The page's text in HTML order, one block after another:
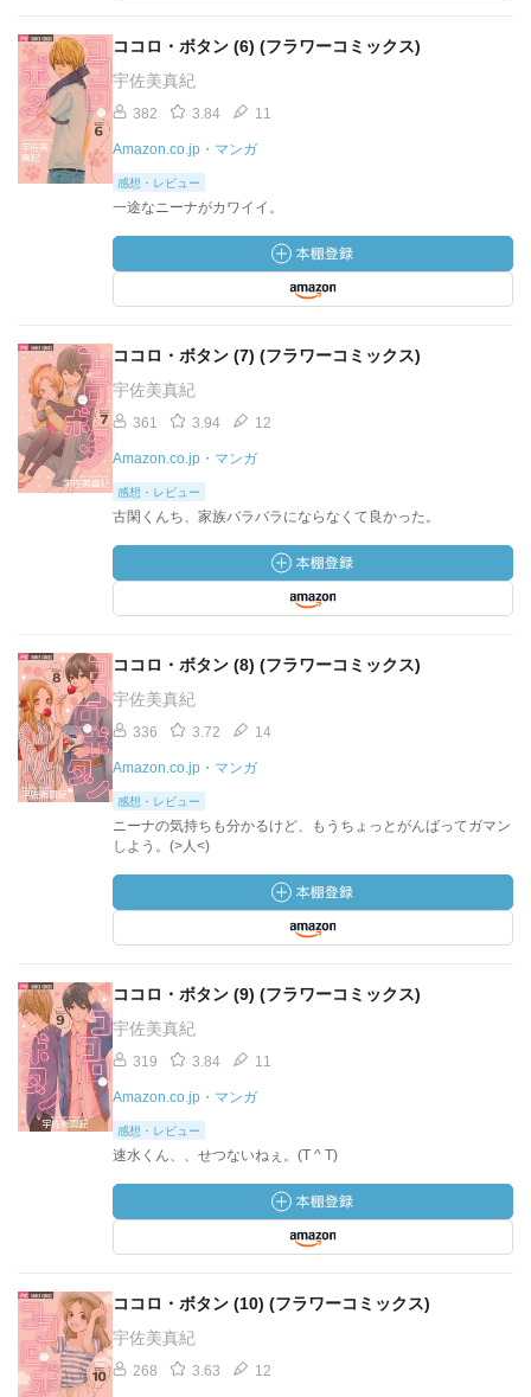
ココロ・ボタン (6) (フラワーコミックス)
宇佐美真紀
382 3.84 11
Amazon.co.jp・マンガ
感想・レビュー
一途なニーナがカワイイ。
ココロ・ボタン (7) (フラワーコミックス)
宇佐美真紀
361 3.94 12
Amazon.co.jp・マンガ
感想・レビュー
古閑くんち、家族バラバラにならなくて良かった。
ココロ・ボタン (8) (フラワーコミックス)
宇佐美真紀
336 3.72 14
Amazon.co.jp・マンガ
感想・レビュー
ニーナの気持ちも分かるけど、もうちょっとがんばってガマン
しよう。(>人<)
ココロ・ボタン (9) (フラワーコミックス)
宇佐美真紀
319 3.84 11
Amazon.co.jp・マンガ
感想・レビュー
速水くん、、せつないねぇ。(T ^ T)
ココロ・ボタン (10) (フラワーコミックス)
宇佐美真紀
268 3.63 12